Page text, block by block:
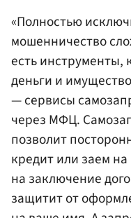
«Полностью
мошенничество
есть инструменты,
деньги и
— сервисы
через МФЦ.
позволит
кредит или заем
на заключение
защитит от